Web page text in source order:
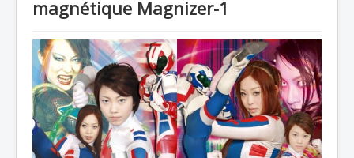
Toku-Critiques
Films
COSAA
Dessins
Artiste Asperger
magnétique Magnizer-1